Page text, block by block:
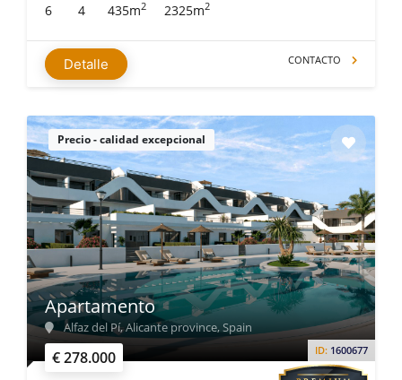
6 4 435m2 2325m2
Detalle CONTACTO
Precio - calidad excepcional
€ 278.000 ID: 1600677
Apartamento
Alfaz del Pí, Alicante province, Spain